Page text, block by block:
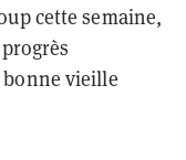
cette semaine,
vieille